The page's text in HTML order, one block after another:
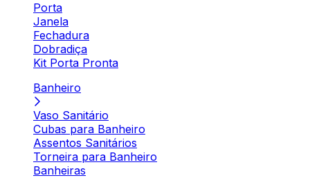
Porta
Janela
Fechadura
Dobradiça
Kit Porta Pronta
Banheiro
Vaso Sanitário
Cubas para Banheiro
Assentos Sanitários
Torneira para Banheiro
Banheiras